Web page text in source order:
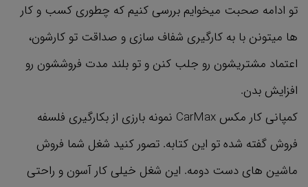
تو ادامه صحبت میخوایم بررسی کنیم که چطوری کسب و کار
ها میتونن با به کارگیری شفاف سازی و صداقت تو کارشون،
اعتماد مشتریشون رو جلب کنن و تو بلند مدت فروششون رو
افزایش بدن.
کمپانی کار مکس CarMax نمونه بارزی از بکارگیری فلسفه
فروش گفته شده تو این کتابه. تصور کنید شغل شما فروش
ماشین های دست دومه. این شغل خیلی کار آسون و راحتی